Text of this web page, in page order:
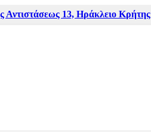
Αντιστάσεως 13, Ηράκλειο Κρήτης